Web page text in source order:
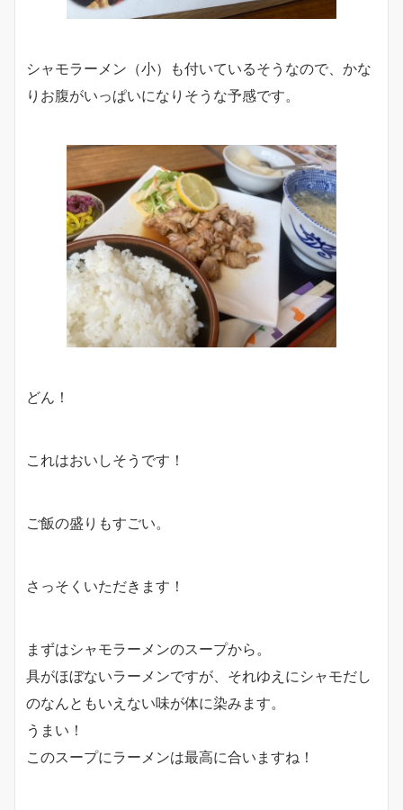
シャモラーメン（小）も付いているそうなので、かな
りお腹がいっぱいになりそうな予感です。
どん！
これはおいしそうです！
ご飯の盛りもすごい。
さっそくいただきます！
まずはシャモラーメンのスープから。
具がほぼないラーメンですが、それゆえにシャモだし
のなんともいえない味が体に染みます。
うまい！
このスープにラーメンは最高に合いますね！